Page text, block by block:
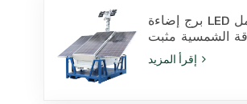
برج إضاءة LED يعمل
الشمسية مثبت
على قاعدة انزلاقية،
مزود بمصابيح LED